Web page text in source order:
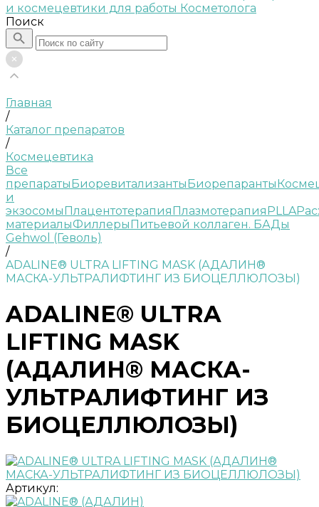
Поиск
Главная
/
Каталог препаратов
/
Космецевтика
Все
препаратыБиоревитализантыБиорепаранты
и
экзосомыПлацентотерапияПлазмотерапияPLLA
материалыФиллерыПитьевой коллаген. БАДы
Gehwol (Геволь)
/
ADALINE® ULTRA LIFTING MASK (АДАЛИН®
МАСКА-УЛЬТРАЛИФТИНГ ИЗ БИОЦЕЛЛЮЛОЗЫ)
ADALINE® ULTRA
LIFTING MASK
(АДАЛИН® МАСКА-
УЛЬТРАЛИФТИНГ ИЗ
БИОЦЕЛЛЮЛОЗЫ)
Артикул: